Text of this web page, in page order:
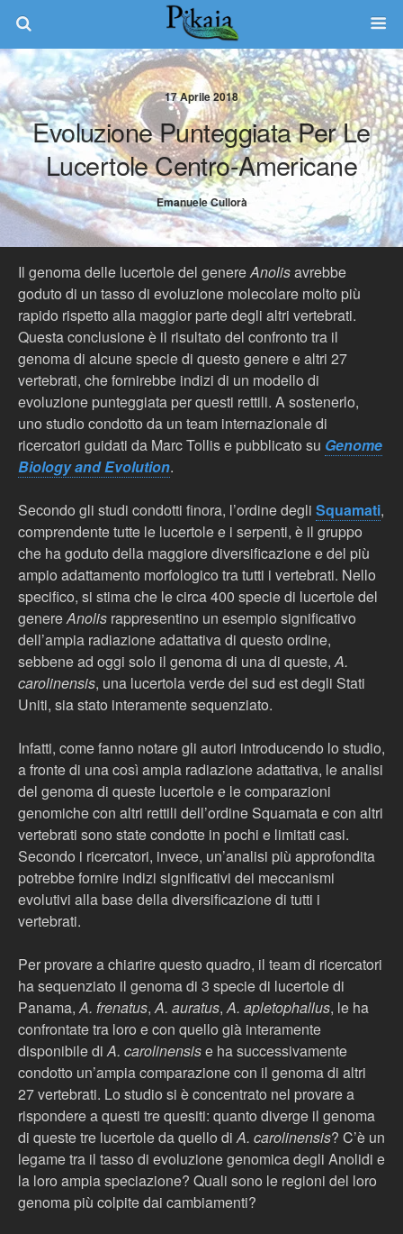
17 Aprile 2018
Evoluzione Punteggiata Per Le
Lucertole Centro-Americane
Emanuele Cullorà
Il genoma delle lucertole del genereAnolisavrebbe
goduto di un tasso di evoluzione molecolare molto più
rapido rispetto alla maggior parte degli altri vertebrati.
Questa conclusione è il risultato del confronto tra il
genoma di alcune specie di questo genere e altri 27
vertebrati, che fornirebbe indizi di un modello di
evoluzione punteggiata per questi rettili. A sostenerlo,
uno studio condotto da un team internazionale di
ricercatori guidati da Marc Tollis e pubblicato su Genome
Biology and Evolution.
Secondo gli studi condotti finora, l’ordine degli Squamati,
comprendente tutte le lucertole e i serpenti, è il gruppo
che ha goduto della maggiore diversificazione e del più
ampio adattamento morfologico tra tutti i vertebrati. Nello
specifico, si stima che le circa 400 specie di lucertole del
genereAnolis rappresentino un esempio significativo
dell’ampia radiazione adattativa di questo ordine,
sebbene ad oggi solo il genoma di una di queste,A.
carolinensis, una lucertola verde del sud est degli Stati
Uniti, sia stato interamente sequenziato.
Infatti, come fanno notare gli autori introducendo lo studio,
a fronte di una così ampia radiazione adattativa, le analisi
del genoma di queste lucertole e le comparazioni
genomiche con altri rettili dell’ordine Squamata e con altri
vertebrati sono state condotte in pochi e limitati casi.
Secondo i ricercatori, invece, un’analisi più approfondita
potrebbe fornire indizi significativi dei meccanismi
evolutivi alla base della diversificazione di tutti i
vertebrati.
Per provare a chiarire questo quadro, il team di ricercatori
ha sequenziato il genoma di 3 specie di lucertole di
Panama,A. frenatus,A. auratus,A. apletophallus, le ha
confrontate tra loro e con quello già interamente
disponibile diA. carolinensise ha successivamente
condotto un’ampia comparazione con il genoma di altri
27 vertebrati. Lo studio si è concentrato nel provare a
rispondere a questi tre quesiti: quanto diverge il genoma
di queste tre lucertole da quello diA. carolinensis? C’è un
legame tra il tasso di evoluzione genomica degli Anolidi e
la loro ampia speciazione? Quali sono le regioni del loro
genoma più colpite dai cambiamenti?